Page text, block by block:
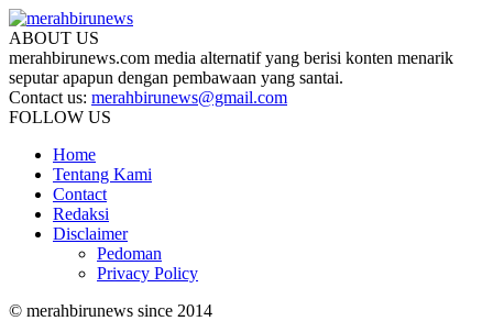
ABOUT US
merahbirunews.com media alternatif yang berisi konten menarik
seputar apapun dengan pembawaan yang santai.
Contact us: merahbirunews@gmail.com
FOLLOW US
Home
Tentang Kami
Contact
Redaksi
Disclaimer
Pedoman
Privacy Policy
© merahbirunews since 2014